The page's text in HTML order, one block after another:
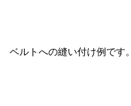
ベルトへの縫い付け例です。